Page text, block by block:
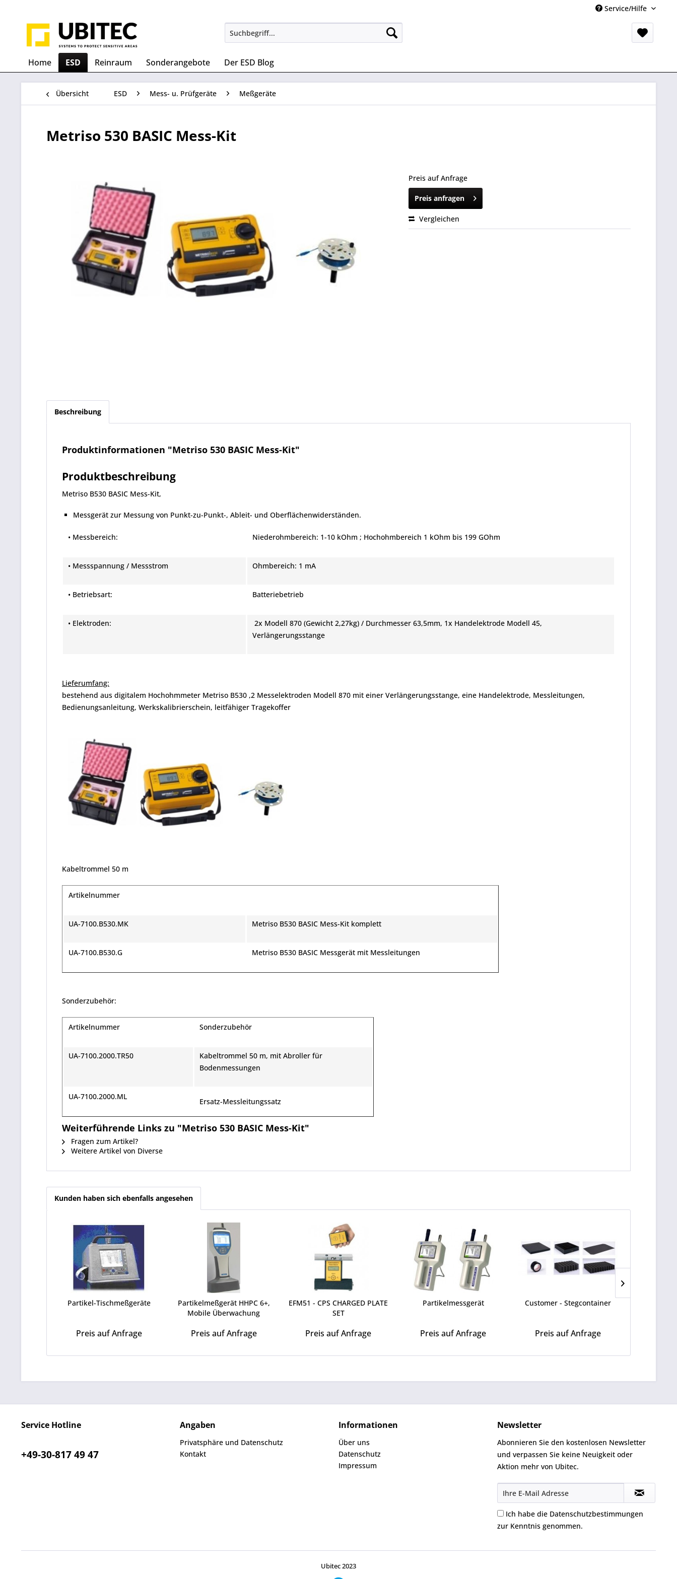
Service/Hilfe
Home ESD Reinraum Sonderangebote Der ESD Blog
Übersicht ESD Mess- u. Prüfgeräte Meßgeräte
Metriso 530 BASIC Mess-Kit
Preis auf Anfrage
Preis anfragen
Vergleichen
Beschreibung
Produktinformationen "Metriso 530 BASIC Mess-Kit"
Produktbeschreibung
Metriso B530 BASIC Mess-Kit,
Messgerät zur Messung von Punkt-zu-Punkt-, Ableit- und Oberflächenwiderständen.
• Messbereich: Niederohmbereich: 1-10 kOhm ; Hochohmbereich 1 kOhm bis 199 GOhm
• Messspannung / Messstrom Ohmbereich: 1 mA
• Betriebsart: Batteriebetrieb
• Elektroden:
2x Modell 870 (Gewicht 2,27kg) / Durchmesser 63,5mm, 1x Handelektrode Modell 45,
Verlängerungsstange
Lieferumfang:
bestehend aus digitalem Hochohmmeter Metriso B530 ,2 Messelektroden Modell 870 mit einer Verlängerungsstange, eine Handelektrode, Messleitungen,
Bedienungsanleitung, Werkskalibrierschein, leitfähiger Tragekoffer
Kabeltrommel 50 m
Artikelnummer
UA-7100.B530.MK Metriso B530 BASIC Mess-Kit komplett
UA-7100.B530.G Metriso B530 BASIC Messgerät mit Messleitungen
Sonderzubehör:
Artikelnummer Sonderzubehör
UA-7100.2000.TR50
Kabeltrommel 50 m, mit Abroller für
Bodenmessungen
UA-7100.2000.ML
Ersatz-Messleitungssatz
Weiterführende Links zu "Metriso 530 BASIC Mess-Kit"
Fragen zum Artikel?
Weitere Artikel von Diverse
Kunden haben sich ebenfalls angesehen
Partikel-Tischmeßgeräte
Preis auf Anfrage
Partikelmeßgerät HHPC 6+,
Mobile Überwachung
Preis auf Anfrage
EFM51 - CPS CHARGED PLATE
SET
Preis auf Anfrage
Partikelmessgerät
Preis auf Anfrage
Customer - Stegcontainer
Preis auf Anfrage
Service Hotline
+49-30-817 49 47
Angaben
Privatsphäre und Datenschutz
Kontakt
Informationen
Über uns
Datenschutz
Impressum
Newsletter
Abonnieren Sie den kostenlosen Newsletter
und verpassen Sie keine Neuigkeit oder
Aktion mehr von Ubitec.
Ich habe die Datenschutzbestimmungen
zur Kenntnis genommen.
Ubitec 2023